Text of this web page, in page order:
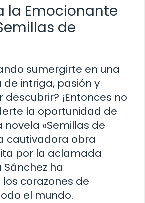
la Emocionante
de
sumergirte en una
de intriga, pasión y
descubrir? ¡Entonces no
la oportunidad de
«Semillas de
cautivadora obra
por la aclamada
ha
corazones de
el mundo.